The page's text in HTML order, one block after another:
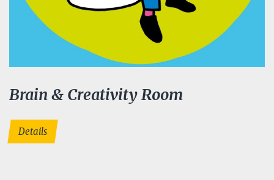
Brain & Creativity Room
Details